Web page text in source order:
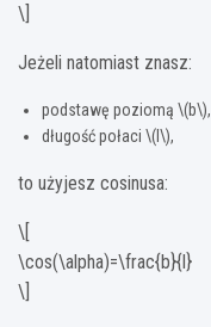
\]
Jeżeli natomiast znasz:
podstawę poziomą \(b\),
długość połaci \(l\),
to użyjesz cosinusa:
\[
\cos(\alpha)=\frac{b}{l}
\]